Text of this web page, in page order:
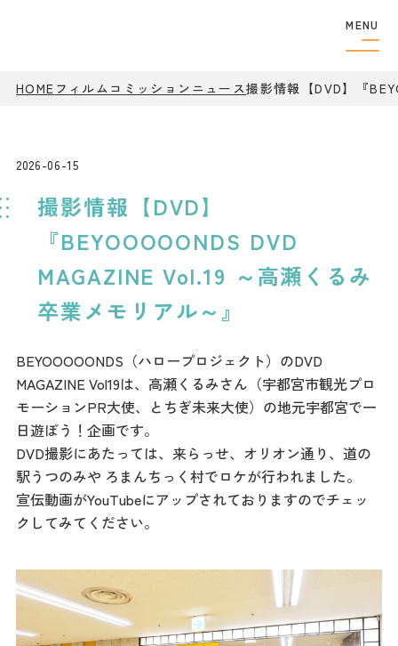
MENU
HOME フィルムコミッション ニュース撮影情報【DVD】『
撮影情報【DVD】
『BEYOOOOONDS DVD
MAGAZINE Vol.19 ～高瀬くるみ
卒業メモリアル～』
2026-06-15
BEYOOOOONDS（ハロープロジェクト）のDVD
MAGAZINE Vol19は、高瀬くるみさん（宇都宮市観光プロ
モーションPR大使、とちぎ未来大使）の地元宇都宮で一
日遊ぼう！企画です。
DVD撮影にあたっては、来らっせ、オリオン通り、道の
駅うつのみや ろまんちっく村でロケが行われました。
宣伝動画がYouTubeにアップされておりますのでチェッ
クしてみてください。
フィルムコミッショ
特集
餃子
観光スポット
モデルコース
宿泊